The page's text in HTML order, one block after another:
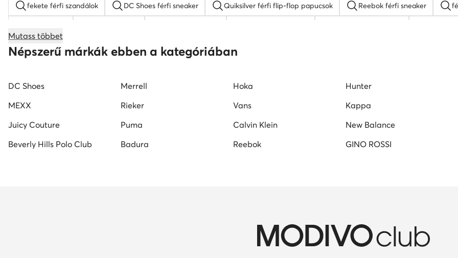
fekete férfi szandálok DC Shoes férfi sneaker Quiksilver férfi flip-flop papucsok Reebok férfi sneaker
elegáns férfi cipő fehér férfi cipő Kappa férfi cipő
Mutass többet
Népszerű márkák ebben a kategóriában
DC Shoes Merrell Hoka Hunter
MEXX
Rieker Vans Kappa
Juicy Couture
Puma Calvin Klein New Balance
Beverly Hills Polo Club
Badura Reebok GINO ROSSI